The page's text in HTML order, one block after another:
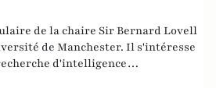
de la chaire Sir Bernard Lovell
de Manchester. Il s'intéresse
d'intelligence
préside le comité SETI de